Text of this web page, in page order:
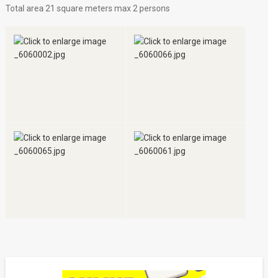
Total area 21 square meters max 2 persons